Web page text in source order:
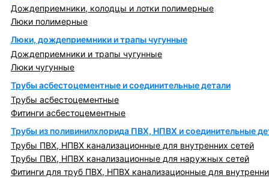
Дождеприемники, колодцы и лотки полимерные
Люки полимерные
Люки, дождеприемники и трапы чугунные
Дождеприемники и трапы чугунные
Люки чугунные
Трубы асбестоцементные и соединительные детали
Трубы асбестоцементные
Фитинги асбестоцементные
Трубы из поливинилхлорида ПВХ, НПВХ и соединительные
Трубы ПВХ, НПВХ канализационные для внутренних сетей
Трубы ПВХ, НПВХ канализационные для наружных сетей
Фитинги для труб ПВХ, НПВХ канализационные для